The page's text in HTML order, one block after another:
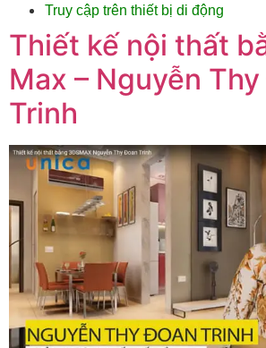
Truy cập trên thiết bị di động
Thiết kế nội thất
Max – Nguyễn
Trinh